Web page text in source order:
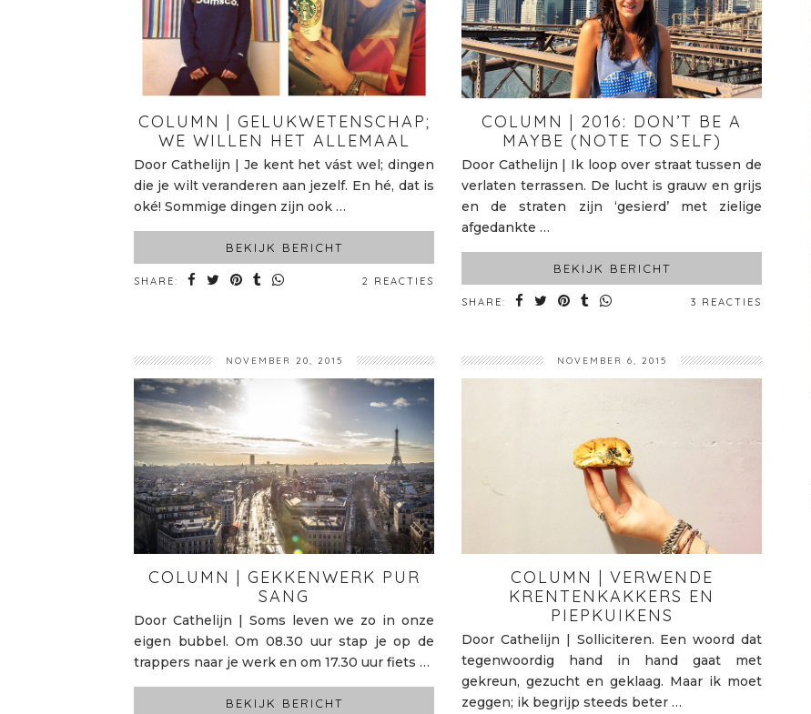
COLUMN | GELUKWETENSCHAP;
WE WILLEN HET ALLEMAAL
Door Cathelijn | Je kent het vást wel; dingen
die je wilt veranderen aan jezelf. En hé, dat is
oké! Sommige dingen zijn ook …
BEKIJK BERICHT
SHARE: 2 REACTIES
COLUMN | 2016: DON’T BE A
MAYBE (NOTE TO SELF)
Door Cathelijn | Ik loop over straat tussen de
verlaten terrassen. De lucht is grauw en grijs
en de straten zijn ‘gesierd’ met zielige
afgedankte …
BEKIJK BERICHT
SHARE: 3 REACTIES
NOVEMBER 20, 2015
COLUMN | GEKKENWERK PUR
SANG
Door Cathelijn | Soms leven we zo in onze
eigen bubbel. Om 08.30 uur stap je op de
trappers naar je werk en om 17.30 uur fiets …
BEKIJK BERICHT
NOVEMBER 6, 2015
COLUMN | VERWENDE
KRENTENKAKKERS EN
PIEPKUIKENS
Door Cathelijn | Solliciteren. Een woord dat
tegenwoordig hand in hand gaat met
gekreun, gezucht en geklaag. Maar ik moet
zeggen; ik begrijp steeds beter …